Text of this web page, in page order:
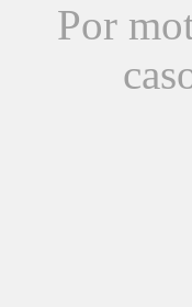
Por